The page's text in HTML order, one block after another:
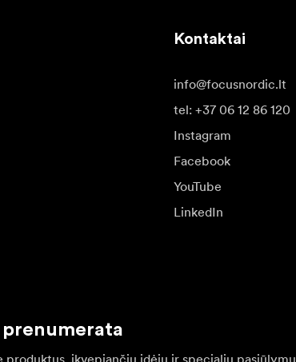
Kontaktai
info@focusnordic.lt
tel: +37 06 12 86 120
Instagram
Facebook
YouTube
LinkedIn
prenumerata